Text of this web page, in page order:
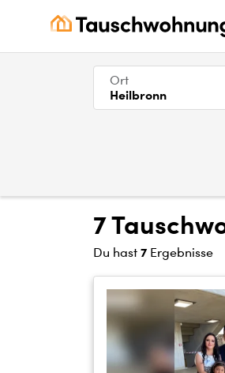
Ort
Heilbronn
7
Du hast 7 Ergebnisse